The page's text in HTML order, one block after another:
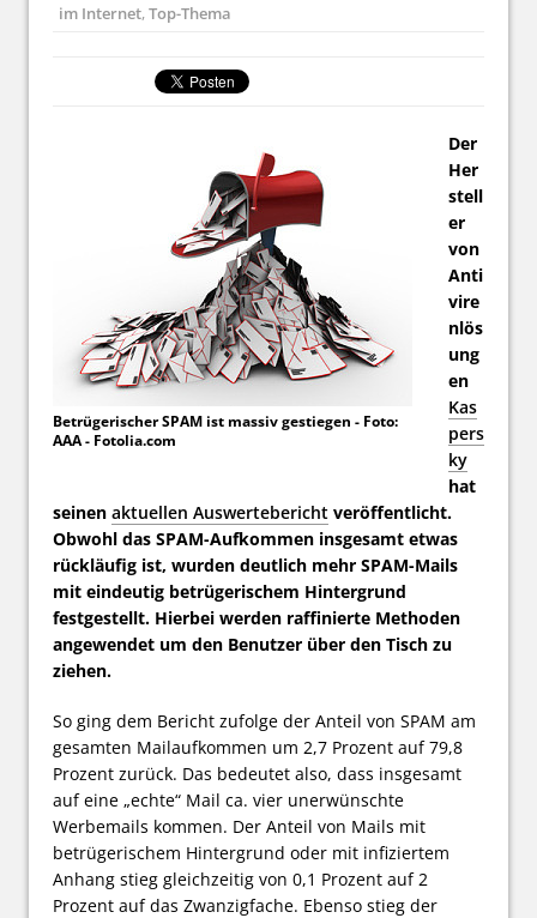
im Internet,Top-Thema
Betrügerischer SPAM ist massiv gestiegen - Foto:
AAA - Fotolia.com
Der
Her
stell
er
von
Anti
vire
nlös
ung
en
Kas
pers
ky
hat
seinen aktuellen Auswertebericht veröffentlicht.
Obwohl das SPAM-Aufkommen insgesamt etwas
rückläufig ist, wurden deutlich mehr SPAM-Mails
mit eindeutig betrügerischem Hintergrund
festgestellt. Hierbei werden raffinierte Methoden
angewendet um den Benutzer über den Tisch zu
ziehen.
So ging dem Bericht zufolge der Anteil von SPAM am
gesamten Mailaufkommen um 2,7 Prozent auf 79,8
Prozent zurück. Das bedeutet also, dass insgesamt
auf eine „echte“ Mail ca. vier unerwünschte
Werbemails kommen. Der Anteil von Mails mit
betrügerischem Hintergrund oder mit infiziertem
Anhang stieg gleichzeitig von 0,1 Prozent auf 2
Prozent auf das Zwanzigfache. Ebenso stieg der